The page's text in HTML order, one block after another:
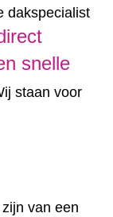
dakspecialist
snelle
staan voor
van een